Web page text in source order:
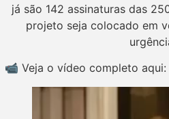
já são 142 assinaturas das
projeto seja colocado em
📹 Veja o vídeo completo aqui: